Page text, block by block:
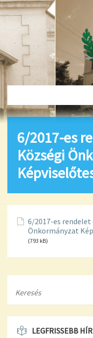
6/2017-es
Községi
6/2017-es rendelet
Önkormányzat
(793 kB)
LEGFRISSEBB